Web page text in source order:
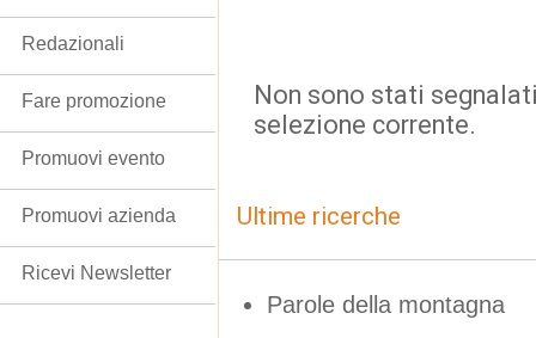
Non sono stati
selezione corrente.
Ultime ricerche
Parole della montagna
Redazionali
Fare promozione
Promuovi evento
Promuovi azienda
Ricevi Newsletter